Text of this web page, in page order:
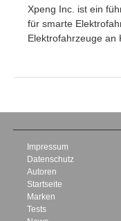
Xpeng Inc. ist ein
für smarte
Elektrofahrzeuge an
Impressum
Datenschutz
Autoren
Startseite
Marken
Tests